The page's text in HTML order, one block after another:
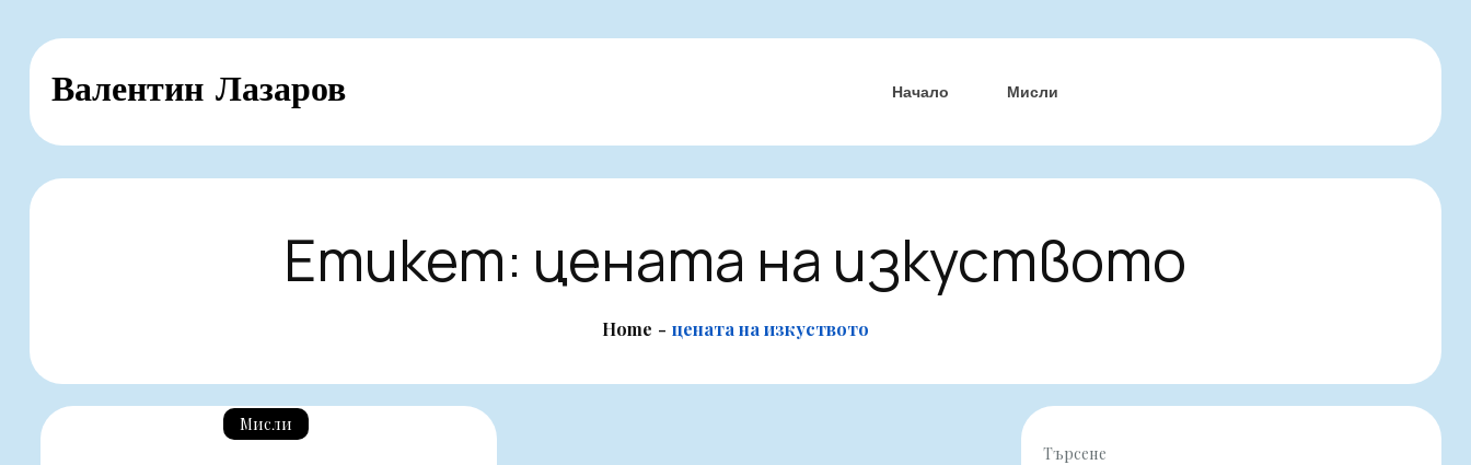
content
Валентин Лазаров Начало Мисли
Етикет: цената на изкуството
Home цената на изкуството
Мисли
Търсене